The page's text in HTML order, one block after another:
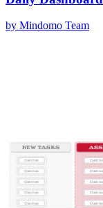
by Mindomo Team